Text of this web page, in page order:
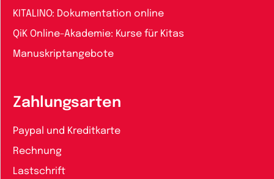
KITALINO: Dokumentation online
QiK Online-Akademie: Kurse für Kitas
Manuskriptangebote
Zahlungsarten
Paypal und Kreditkarte
Rechnung
Lastschrift